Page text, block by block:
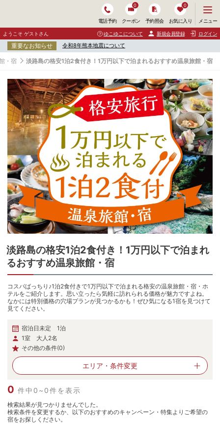
電話予約 クーポン
0
予約照会 お気に入り
0
ニ
ュ
ー
開
く
メニュー
ようこそ ゲストさん ゆこゆこについて 新規会員登録 ログイン
重要なお知らせ 令和8年熊本地震について
・宿 淡路島の格安1泊2食付き！1万円以下で泊まれるおすすめ温泉旅館・宿
淡
路
島
淡路島の格安1泊2食付き！1万円以下で泊まれ
るおすすめ温泉旅館・宿
コスパばっちり♪1泊2食付きで1万円以下で泊まれる格安の温泉旅館・宿・ホ
テルをご紹介します。思い立ったら気軽に訪れられる価格が魅力ですよね。
なかには特別価格の穴場プランが見つかるかも！ぜひ気になる1宿を見つけて
見てください。
宿泊日未定 1泊
1室 大人2名
その他の条件(0)
エリア・ 条件変更
0 件中0~0件を表示
検索結果が見つかりませんでした。
検索条件を変更するか、以下のおすすめのキャンペーン・特集よりご希望の
宿をお探しください。